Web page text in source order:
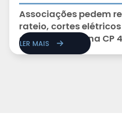
Associações pedem
rateio, cortes elétricos
autoprodução na CP
LER MAIS